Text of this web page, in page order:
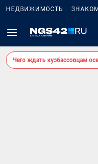
НЕДВИЖИМОСТЬ
Чего ждать кузбассовцам